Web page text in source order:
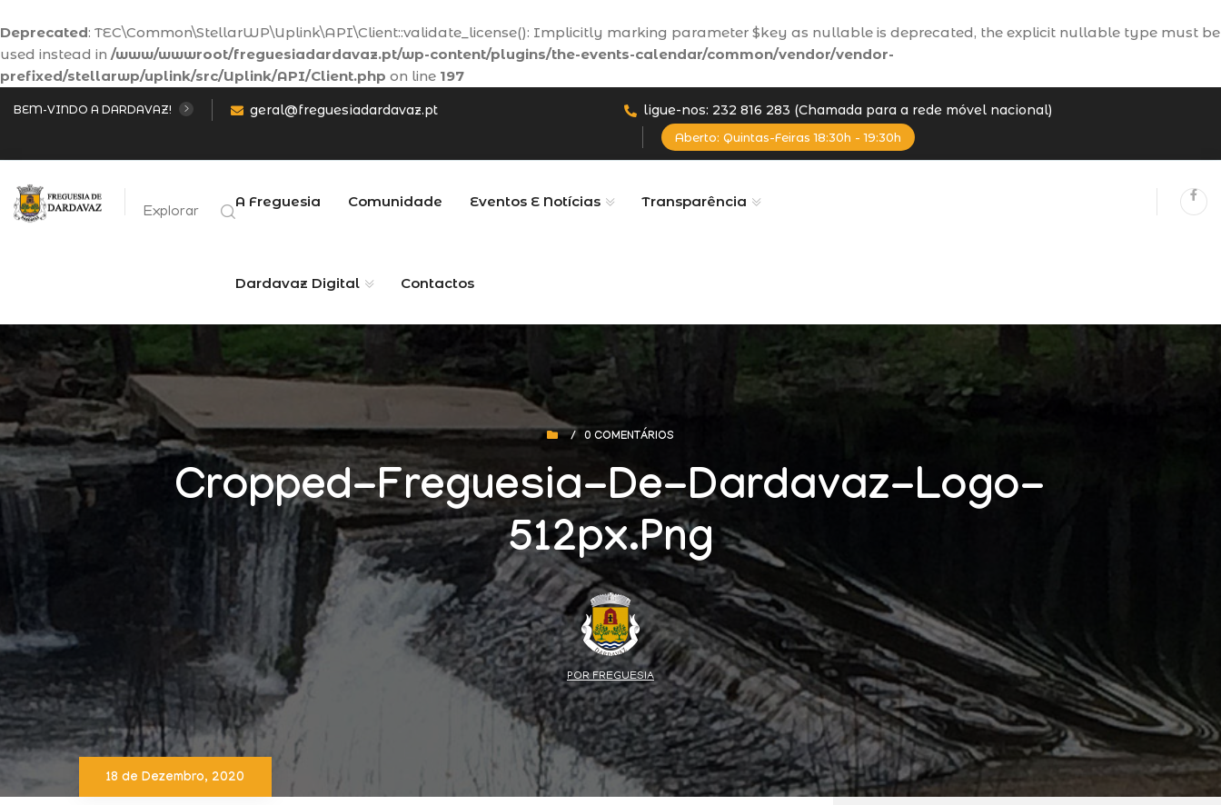
Deprecated: TEC\Common\StellarWP\Uplink\API\Client::validate_license(): Implicitly marking parameter $key as nullable is deprecated, the explicit nullable type must be
used instead in /www/wwwroot/freguesiadardavaz.pt/wp-content/plugins/the-events-calendar/common/vendor/vendor-
prefixed/stellarwp/uplink/src/Uplink/API/Client.php on line 197
BEM-VINDO A DARDAVAZ! geral@freguesiadardavaz.pt ligue-nos: 232 816 283 (Chamada para a rede móvel nacional)
Aberto: Quintas-Feiras 18:30h - 19:30h
Explorar
A Freguesia Comunidade Eventos E Notícias Transparência
Dardavaz Digital Contactos
/ 0 COMENTÁRIOS
Cropped-Freguesia-De-Dardavaz-Logo-
512px.png
POR FREGUESIA
18 de Dezembro, 2020